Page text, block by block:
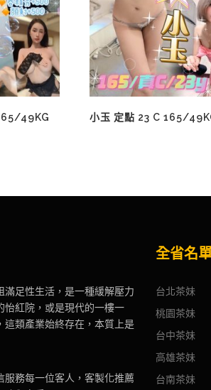
49KG 小玉 定點 23 C 165/
足性生活，是一種緩解壓力
怡紅院，或是現代的一樓一
這類產業始終存在，本質上是
服務每一位客人，客製化推薦
全省名
台北茶妹
桃園茶妹
台中茶妹
高雄茶妹
台南茶妹